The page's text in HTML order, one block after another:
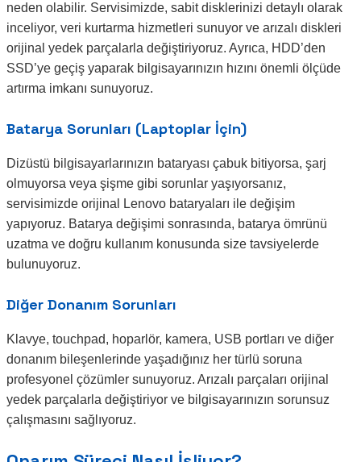
neden olabilir. Servisimizde, sabit disklerinizi detaylı olarak
inceliyor, veri kurtarma hizmetleri sunuyor ve arızalı diskleri
orijinal yedek parçalarla değiştiriyoruz. Ayrıca, HDD’den
SSD’ye geçiş yaparak bilgisayarınızın hızını önemli ölçüde
artırma imkanı sunuyoruz.
Batarya Sorunları (Laptoplar İçin)
Dizüstü bilgisayarlarınızın bataryası çabuk bitiyorsa, şarj
olmuyorsa veya şişme gibi sorunlar yaşıyorsanız,
servisimizde orijinal Lenovo bataryaları ile değişim
yapıyoruz. Batarya değişimi sonrasında, batarya ömrünü
uzatma ve doğru kullanım konusunda size tavsiyelerde
bulunuyoruz.
Diğer Donanım Sorunları
Klavye, touchpad, hoparlör, kamera, USB portları ve diğer
donanım bileşenlerinde yaşadığınız her türlü soruna
profesyonel çözümler sunuyoruz. Arızalı parçaları orijinal
yedek parçalarla değiştiriyor ve bilgisayarınızın sorunsuz
çalışmasını sağlıyoruz.